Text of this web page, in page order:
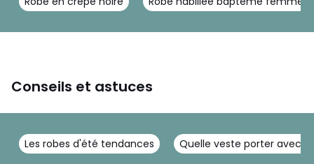
Conseils et astuces
Les robes d'été tendances Quelle veste porter avec